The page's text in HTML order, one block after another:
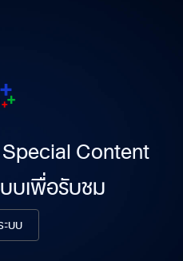
Content
บเพื่อรับชม
ะบบ